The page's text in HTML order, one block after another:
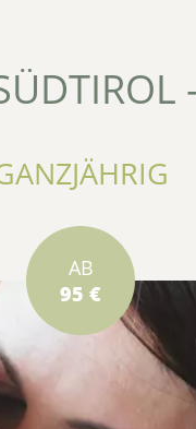
AB
95 €